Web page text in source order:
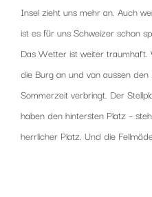
Insel zieht uns mehr an. Auch
ist es für uns Schweizer schon
Das Wetter ist weiter
die Burg an und von aussen
Sommerzeit verbringt. Der
haben den hintersten Platz –
herrlicher Platz. Und die